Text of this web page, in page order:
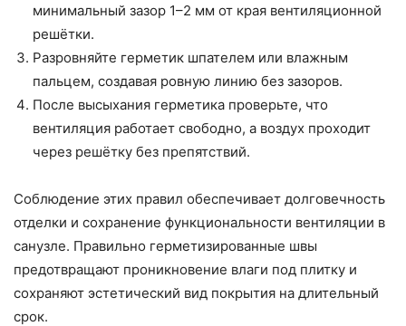
минимальный зазор 1–2 мм от края вентиляционной
решётки.
Разровняйте герметик шпателем или влажным
пальцем, создавая ровную линию без зазоров.
После высыхания герметика проверьте, что
вентиляция работает свободно, а воздух проходит
через решётку без препятствий.
Соблюдение этих правил обеспечивает долговечность
отделки и сохранение функциональности вентиляции в
санузле. Правильно герметизированные швы
предотвращают проникновение влаги под плитку и
сохраняют эстетический вид покрытия на длительный
срок.